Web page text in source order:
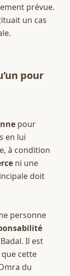
prévue.
un cas
pour
pour
en lui
à condition
ni une
doit
Il est
cette
du